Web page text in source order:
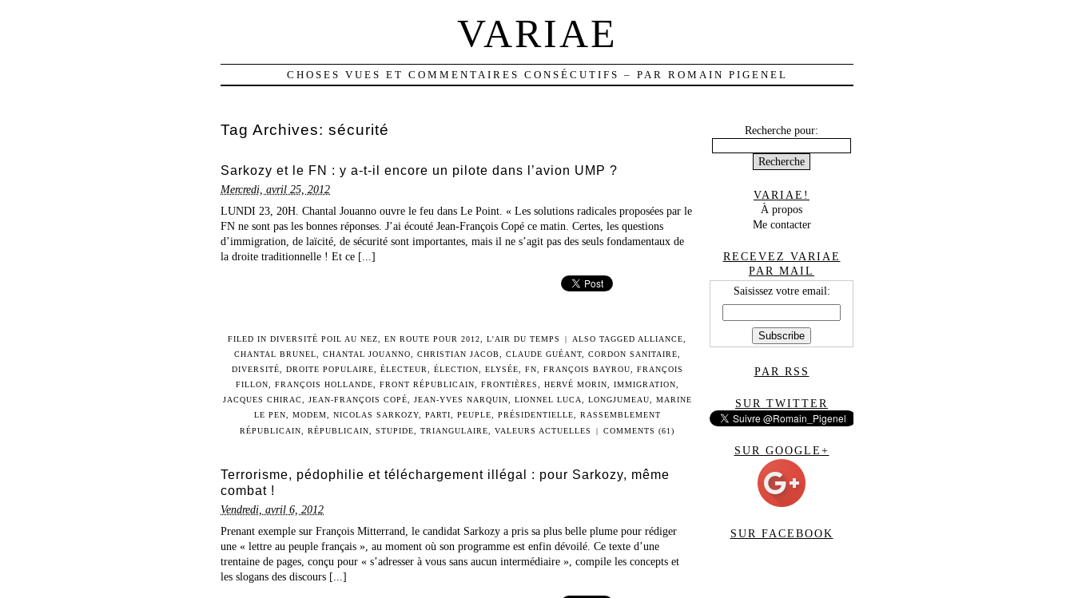
VARIAE
CHOSES VUES ET COMMENTAIRES CONSÉCUTIFS – PAR ROMAIN PIGENEL
Tag Archives: sécurité
Sarkozy et le FN : y a-t-il encore un pilote dans l’avion UMP ?
Mercredi, avril 25, 2012
LUNDI 23, 20H. Chantal Jouanno ouvre le feu dans Le Point. « Les solutions radicales proposées par le
FN ne sont pas les bonnes réponses. J’ai écouté Jean-François Copé ce matin. Certes, les questions
d’immigration, de laïcité, de sécurité sont importantes, mais il ne s’agit pas des seuls fondamentaux de
la droite traditionnelle ! Et ce [...]
FILED IN DIVERSITÉ POIL AU NEZ EN ROUTE POUR 2012 L'AIR DU TEMPS | ALSO TAGGED ALLIANCE
CHANTAL BRUNEL
CHANTAL JOUANNO CHRISTIAN JACOB CLAUDE GUÉANT, CORDON SANITAIRE
DIVERSITÉ
DROITE POPULAIRE ÉLECTEUR ÉLECTION ELYSÉE FN FRANÇOIS BAYROU
FRANÇOIS
FILLON
FRANÇOIS HOLLANDE FRONT RÉPUBLICAIN FRONTIÈRES HERVÉ MORIN IMMIGRATION
JACQUES CHIRAC
JEAN-FRANÇOIS COPÉ JEAN-YVES NARQUIN LIONNEL LUCA LONGJUMEAU
MARINE
LE PEN
MODEM NICOLAS SARKOZY, PARTI PEUPLE PRÉSIDENTIELLE
RASSEMBLEMENT
RÉPUBLICAIN
RÉPUBLICAIN STUPIDE TRIANGULAIRE VALEURS ACTUELLES | COMMENTS (61)
Terrorisme, pédophilie et téléchargement illégal : pour Sarkozy, même
combat !
Vendredi, avril 6, 2012
Prenant exemple sur François Mitterrand, le candidat Sarkozy a pris sa plus belle plume pour rédiger
une « lettre au peuple français », au moment où son programme est enfin dévoilé. Ce texte d’une
trentaine de pages, conçu pour « s’adresser à vous sans aucun intermédiaire », compile les concepts et
les slogans des discours [...]
Recherche pour:
VARIAE!
À propos
Me contacter
RECEVEZ VARIAE
PAR MAIL
Saisissez votre email:
PAR RSS
SUR TWITTER
SUR GOOGLE+
SUR FACEBOOK